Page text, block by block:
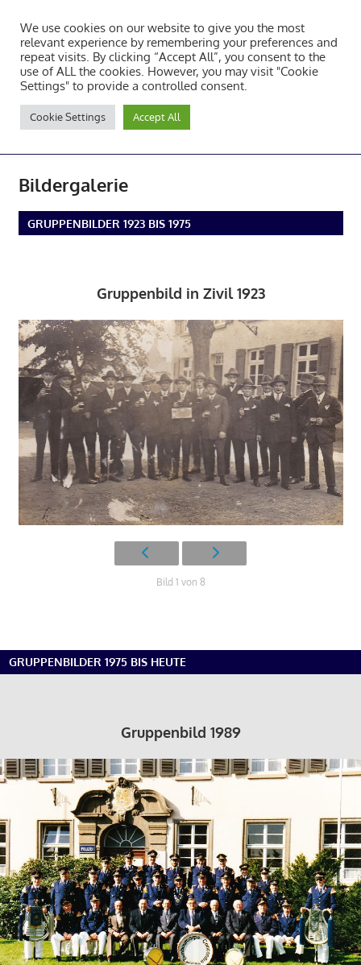
Inhalt
springenTambourcorps Concordia
Holzheim 1923
Tambourcorps
ConcordiaNAVIGATION
Bildergalerie
GRUPPENBILDER 1923 BIS 1975
Gruppenbild in Zivil 1923
Bild 1 von 8
GRUPPENBILDER 1975 BIS HEUTE
Gruppenbild 1989
We use cookies on our website to give you the most
relevant experience by remembering your preferences and
repeat visits. By clicking “Accept All”, you consent to the
use of ALL the cookies. However, you may visit "Cookie
Settings" to provide a controlled consent.
Cookie Settings Accept All